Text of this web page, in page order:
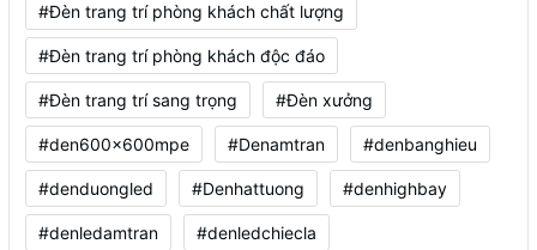
#Đèn trang trí phòng khách chất lượng
#Đèn trang trí phòng khách độc đáo
#Đèn trang trí sang trọng #Đèn xưởng
#den600x600mpe #Denamtran #denbanghieu
#denduongled #Denhattuong #denhighbay
#denledamtran #denledchiecla